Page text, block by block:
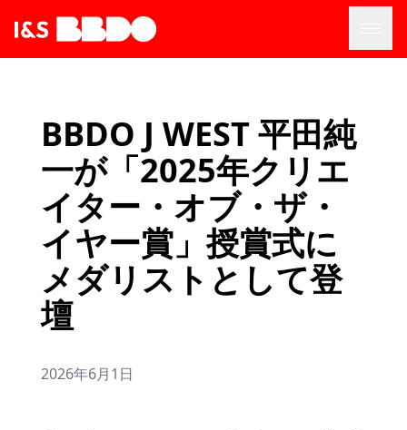
BBDO J WEST 平田純
一が「2025年クリエ
イター・オブ・ザ・
イヤー賞」授賞式に
メダリストとして登
壇
2026年6月1日